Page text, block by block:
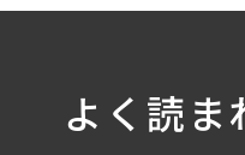
よく読ま